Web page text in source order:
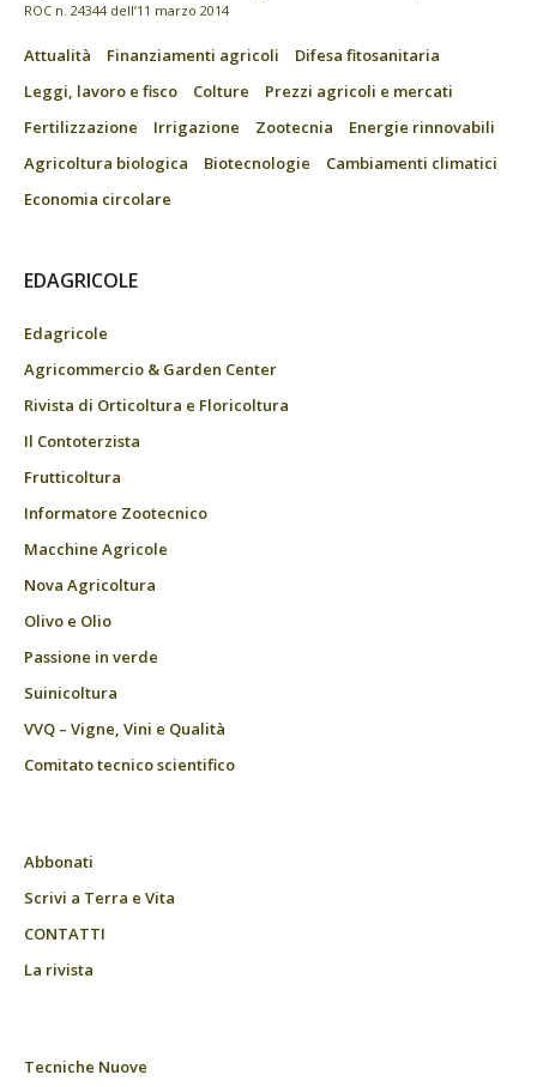
ROC n. 24344 dell’11 marzo 2014
Attualità Finanziamenti agricoli
Difesa fitosanitaria
Leggi, lavoro e fisco
Colture
Prezzi agricoli e mercati
Fertilizzazione
Irrigazione Zootecnia
Energie rinnovabili
Agricoltura biologica
Biotecnologie
Cambiamenti climatici
Economia circolare
EDAGRICOLE
Edagricole
Agricommercio & Garden Center
Rivista di Orticoltura e Floricoltura
Il Contoterzista
Frutticoltura
Informatore Zootecnico
Macchine Agricole
Nova Agricoltura
Olivo e Olio
Passione in verde
Suinicoltura
VVQ – Vigne, Vini e Qualità
Comitato tecnico scientifico
Abbonati
Scrivi a Terra e Vita
CONTATTI
La rivista
Tecniche Nuove